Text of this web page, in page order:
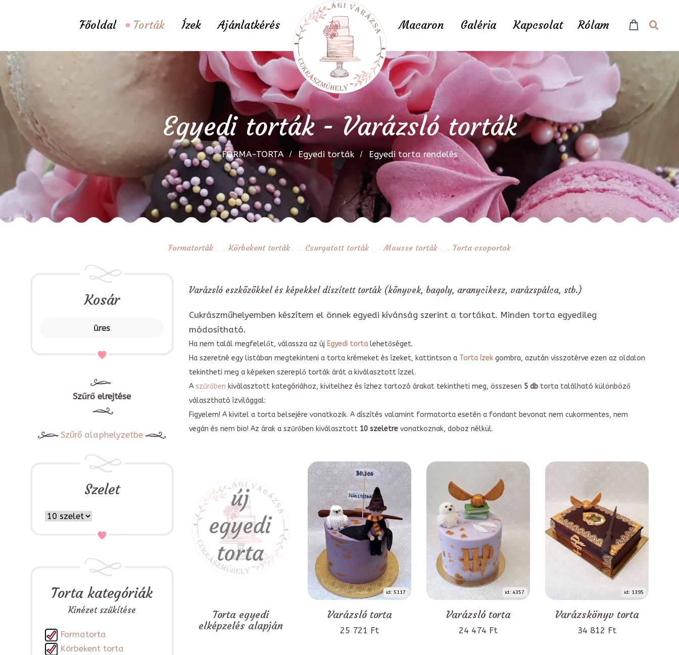
Főoldal Torták Ízek Ajánlatkérés Macaron Galéria Kapcsolat Rólam
Egyedi torták - Varázsló torták
FORMA-TORTA Egyedi torták Egyedi torta rendelés
Formatorták Körbekent torták Csurgatott torták Mousse torták Torta csoportok
Kosár
üres
Szűrő elrejtése
Szűrő alaphelyzetbe
Szelet
Torta kategóriák
Kinézet szűkítése
Formatorta
Körbekent torta
Varázsló eszközökkel és képekkel díszített torták (könyvek, bagoly, aranycikesz, varázspálca, stb.)
Cukrászműhelyemben készítem el önnek egyedi kívánság szerint a tortákat. Minden torta egyedileg
módosítható.
Ha nem talál megfelelőt, válassza az új Egyedi tortalehetőséget.
Ha szeretné egy listában megtekinteni a torta krémeket és ízeket, kattintson a Torta ízekgombra, azután visszatérve ezen az oldalon
tekintheti meg a képeken szereplő torták árát a kiválasztott ízzel.
A szűrőben kiválasztott kategóriához, kivitelhez és ízhez tartozó árakat tekintheti meg, összesen 5 dbtorta található különböző
választható ízvilággal:
Figyelem! A kivitel a torta belsejére vonatkozik. A díszítés valamint formatorta esetén a fondant bevonat nem cukormentes, nem
vegán és nem bio! Az árak a szűrőben kiválasztott 10 szeletrevonatkoznak, doboz nélkül.
Torta egyedi
elképzelés alapján
id: 5117
Varázsló torta
25 721 Ft
id: 4357
Varázsló torta
24 474 Ft
id: 1395
Varázskönyv torta
34 812 Ft